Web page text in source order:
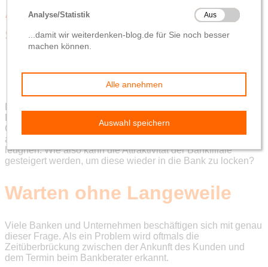
Attraktive Bankfiliale mit
sharemagazines
10. Dezember 2019
Raiffeisenbanken sind ein wichtiger Kontaktpunkt in der
Omnikanalstrategie. Dass immer weniger Kunden – vor
allem junge – in die Filialen kommen, lässt sich jedoch nicht
leugnen. Wie also kann die Attraktivität der Bankfiliale
gesteigert werden, um diese wieder in die Bank zu locken?
Warten ohne Langeweile
Viele Banken und Unternehmen beschäftigen sich mit genau
dieser Frage. Als ein Problem wird oftmals die
Zeitüberbrückung zwischen der Ankunft des Kunden und
dem Termin beim Bankberater erkannt.